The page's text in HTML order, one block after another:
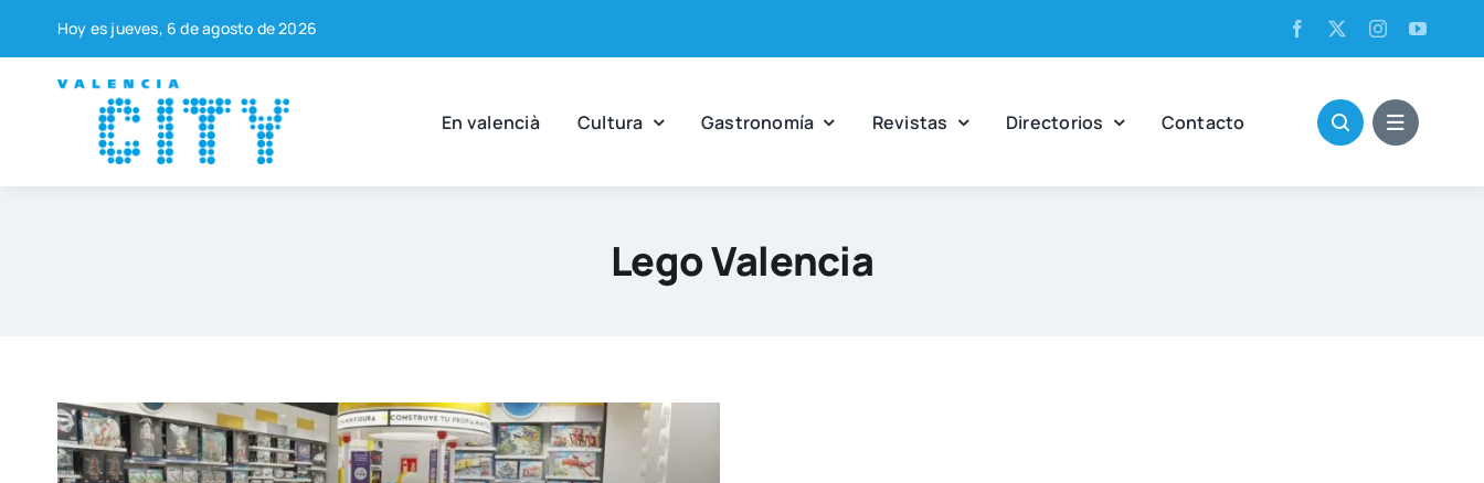
contenido
Hoy es jue­ves, 6 de agos­to de 2026
En valen­cià Cul­tu­ra Gas­tro­no­mía Revis­tas Direc­to­rios Con­tac­to
Lego Valencia